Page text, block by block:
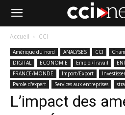
Accueil CCI
Amérique du nord ANALYSES CCI
DIGITAL
ECONOMIE Emploi/Travail
FRANCE/MONDE
Import/Export
Parole d'expert
Services aux entreprises
L’impact des